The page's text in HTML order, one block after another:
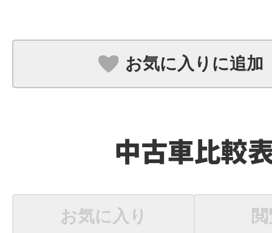
お気に入りに追加
中古車比較
お気に入り